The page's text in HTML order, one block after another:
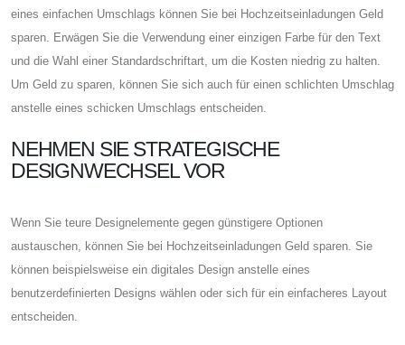
eines einfachen Umschlags können Sie bei Hochzeitseinladungen Geld
sparen. Erwägen Sie die Verwendung einer einzigen Farbe für den Text
und die Wahl einer Standardschriftart, um die Kosten niedrig zu halten.
Um Geld zu sparen, können Sie sich auch für einen schlichten Umschlag
anstelle eines schicken Umschlags entscheiden.
NEHMEN SIE STRATEGISCHE
DESIGNWECHSEL VOR
Wenn Sie teure Designelemente gegen günstigere Optionen
austauschen, können Sie bei Hochzeitseinladungen Geld sparen. Sie
können beispielsweise ein digitales Design anstelle eines
benutzerdefinierten Designs wählen oder sich für ein einfacheres Layout
entscheiden.